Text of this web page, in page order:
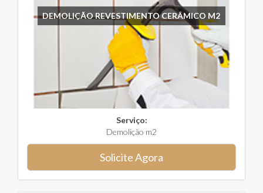
DEMOLIÇÃO REVESTIMENTO CERÂMICO M2
Serviço:
Demolição m2
Solicite Agora